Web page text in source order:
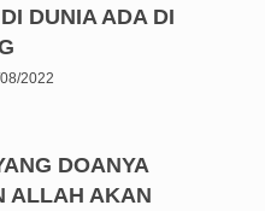
DUNIA ADA DI
2022
DOANYA
ALLAH AKAN